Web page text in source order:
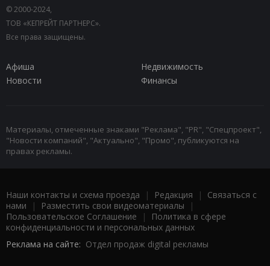
© 2000-2024,
ТОВ «КЕПРЕЙТ ПАРТНЕРС».
Все права защищены.
Афиша
Недвижимость
Новости
Финансы
Материалы, отмеченные знаками "Реклама", "PR", "Спецпроект",
"Новости компаний", "Актуально", "Промо", публикуются на
правах рекламы.
Наши контакты и схема проезда | Редакция | Связаться с
нами | Разместить свои видеоматериалы |
Пользовательское Соглашение |
Политика в сфере
конфиденциальности и персональных данных
Реклама на сайте: Отдел продаж digital рекламы